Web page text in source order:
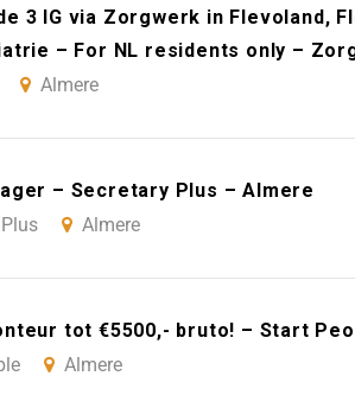
3 IG via Zorgwerk in Flevoland,
– For NL residents only –
Almere
– Secretary Plus – Almere
Almere
tot €5500,- bruto! – Start
Almere